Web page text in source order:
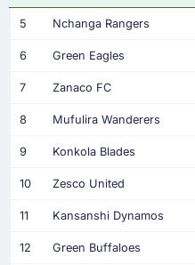
5 Nchanga Rangers
6 Green Eagles
7 Zanaco FC
8 Mufulira Wanderers
9 Konkola Blades
10 Zesco United
11 Kansanshi Dynamos
12 Green Buffaloes